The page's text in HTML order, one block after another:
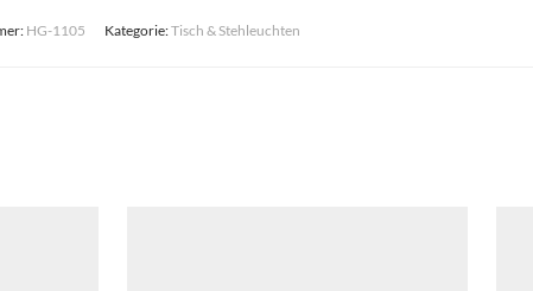
HG-1105 Kategorie:Tisch & Stehleuchten